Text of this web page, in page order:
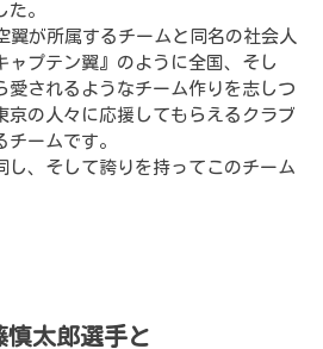
。
翼が所属するチームと同名の社会人
ャプテン翼』のように全国、そし
愛されるようなチーム作りを志しつ
京の人々に応援してもらえるクラブ
ームです。
し、そして誇りを持ってこのチーム
慎太郎選手と